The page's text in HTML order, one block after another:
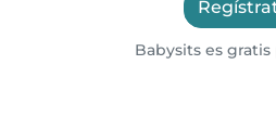
Babysits es gratis